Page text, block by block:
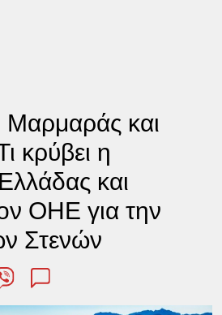
Μαρμαράς και
κρύβει η
και
ΟΗΕ για την
Στενών